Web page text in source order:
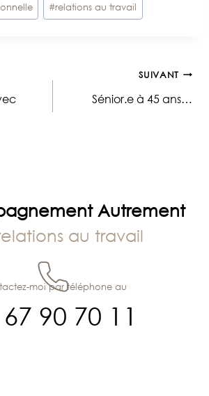
#relations au travail
SUIVANT
Sénior.e à 45 ans…
Autrement
au travail
90 70 11
moi par téléphone au